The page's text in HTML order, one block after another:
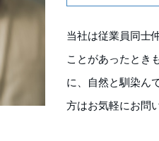
当社は従業員同士
ことがあったとき
に、自然と馴染ん
方はお気軽にお問